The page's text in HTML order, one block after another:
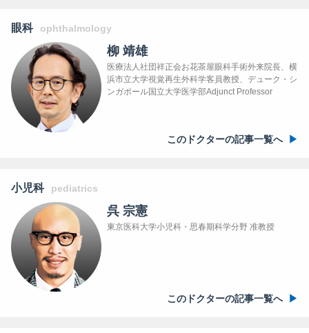
眼科 ophthalmology
柳 靖雄
医療法人社団祥正会お花茶屋眼科手術外来院長、横
浜市立大学視覚再生外科学客員教授、デューク・シ
ンガポール国立大学医学部Adjunct Professor
このドクターの記事一覧へ
小児科 pediatrics
呉 宗憲
東京医科大学小児科・思春期科学分野 准教授
このドクターの記事一覧へ